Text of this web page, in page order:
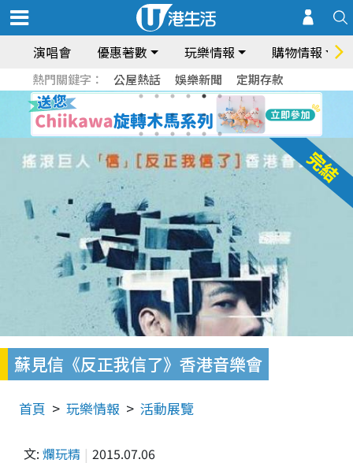
演唱會 優惠著數 玩樂情報 購物情報
熱門關鍵字： 公屋熱話 娛樂新聞 定期存款
蘇見信《反正我信了》香港音樂會
首頁 玩樂情報 活動展覽
文: 爛玩精 2015.07.06